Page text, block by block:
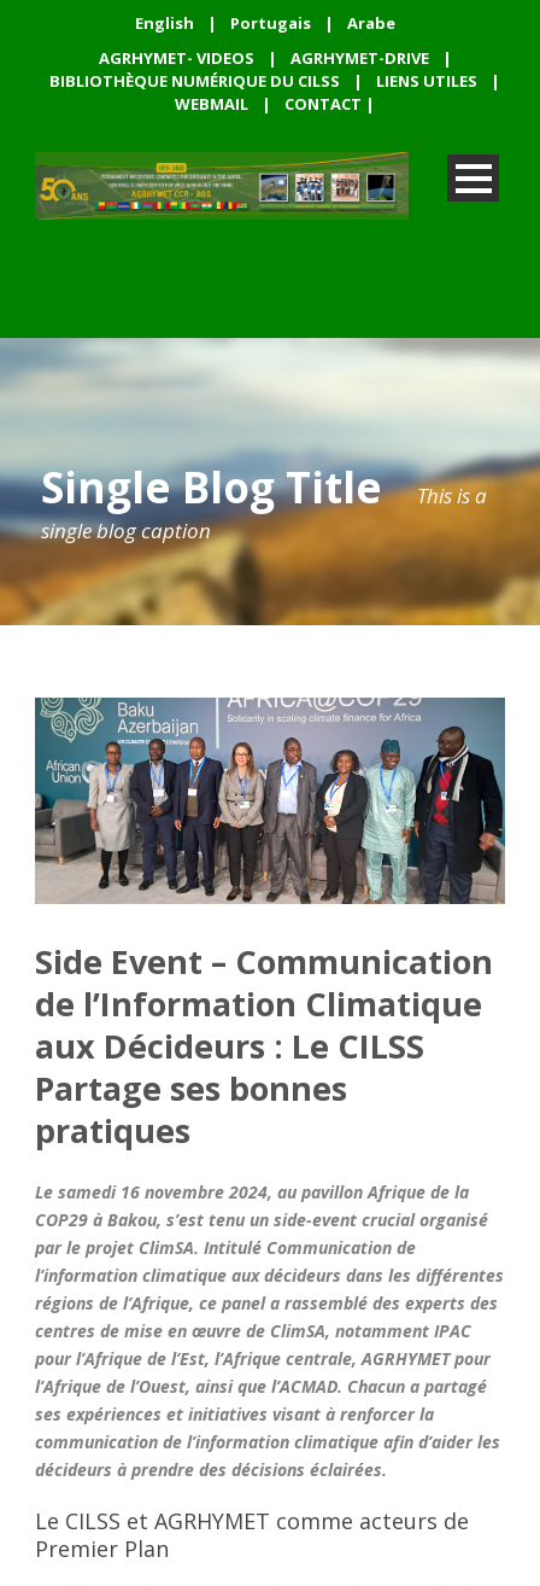
English | Portugais |
Arabe
AGRHYMET- VIDEOS
| AGRHYMET-DRIVE
|
BIBLIOTHÈQUE NUMÉRIQUE DU CILSS
| LIENS UTILES
|
WEBMAIL
| CONTACT |
Single Blog Title
This is a
single blog caption
Side Event – Communication
de l’Information Climatique
aux Décideurs : Le CILSS
Partage ses bonnes
pratiques
Le samedi 16 novembre 2024, au pavillon Afrique de la
COP29 à Bakou, s’est tenu un side-event crucial organisé
par le projet ClimSA. Intitulé Communication de
l’information climatique aux décideurs dans les différentes
régions de l’Afrique, ce panel a rassemblé des experts des
centres de mise en œuvre de ClimSA, notamment IPAC
pour l’Afrique de l’Est, l’Afrique centrale, AGRHYMET pour
l’Afrique de l’Ouest, ainsi que l’ACMAD. Chacun a partagé
ses expériences et initiatives visant à renforcer la
communication de l’information climatique afin d’aider les
décideurs à prendre des décisions éclairées.
Le CILSS et AGRHYMET comme acteurs de
Premier Plan